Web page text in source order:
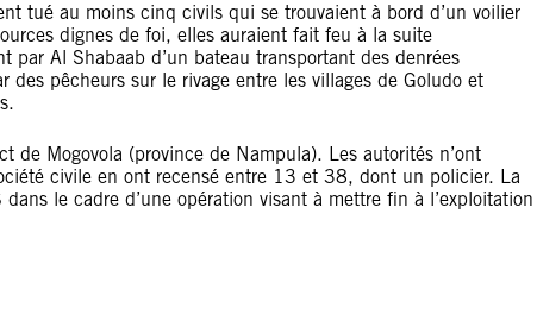
tué au moins cinq civils qui se trouvaient à bord d’un voilier
dignes de foi, elles auraient fait feu à la suite
par Al Shabaab d’un bateau transportant des denrées
pêcheurs sur le rivage entre les villages de Goludo et
de Mogovola (province de Nampula). Les autorités n’ont
civile en ont recensé entre 13 et 38, dont un policier. La
le cadre d’une opération visant à mettre fin à l’exploitation